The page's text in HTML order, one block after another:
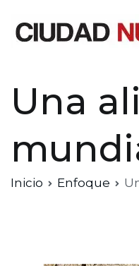
Una
Inicio Enfoque